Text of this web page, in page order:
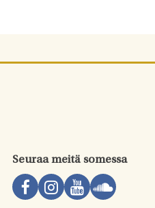
Seuraa meitä somessa